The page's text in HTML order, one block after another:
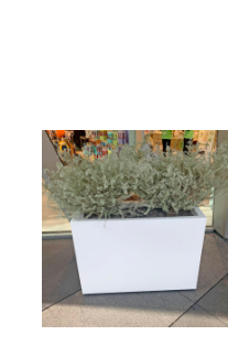
寄せ植えしすぎな植
物 残念な植物シリー
ズ
2019.11.26
スタッフ日記
植物の豆知識
残念な植物-